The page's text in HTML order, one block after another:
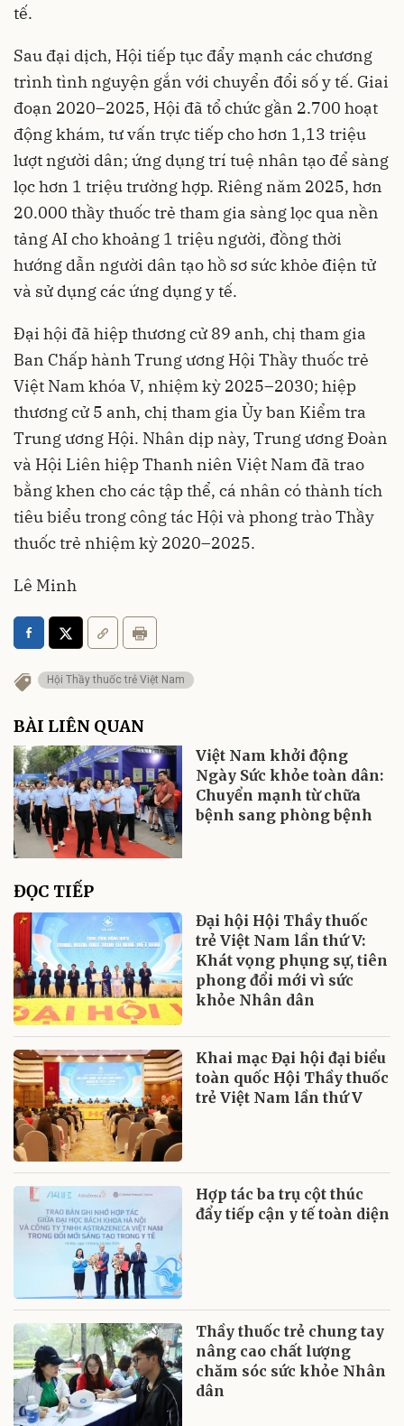
tế.
Sau đại dịch, Hội tiếp tục đẩy mạnh các chương
trình tình nguyện gắn với chuyển đổi số y tế. Giai
đoạn 2020–2025, Hội đã tổ chức gần 2.700 hoạt
động khám, tư vấn trực tiếp cho hơn 1,13 triệu
lượt người dân; ứng dụng trí tuệ nhân tạo để sàng
lọc hơn 1 triệu trường hợp. Riêng năm 2025, hơn
20.000 thầy thuốc trẻ tham gia sàng lọc qua nền
tảng AI cho khoảng 1 triệu người, đồng thời
hướng dẫn người dân tạo hồ sơ sức khỏe điện tử
và sử dụng các ứng dụng y tế.
Đại hội đã hiệp thương cử 89 anh, chị tham gia
Ban Chấp hành Trung ương Hội Thầy thuốc trẻ
Việt Nam khóa V, nhiệm kỳ 2025–2030; hiệp
thương cử 5 anh, chị tham gia Ủy ban Kiểm tra
Trung ương Hội. Nhân dịp này, Trung ương Đoàn
và Hội Liên hiệp Thanh niên Việt Nam đã trao
bằng khen cho các tập thể, cá nhân có thành tích
tiêu biểu trong công tác Hội và phong trào Thầy
thuốc trẻ nhiệm kỳ 2020–2025.
Lê Minh
Hội Thầy thuốc trẻ Việt Nam
BÀI LIÊN QUAN
Việt Nam khởi động
Ngày Sức khỏe toàn dân:
Chuyển mạnh từ chữa
bệnh sang phòng bệnh
ĐỌC TIẾP
Đại hội Hội Thầy thuốc
trẻ Việt Nam lần thứ V:
Khát vọng phụng sự, tiên
phong đổi mới vì sức
khỏe Nhân dân
Khai mạc Đại hội đại biểu
toàn quốc Hội Thầy thuốc
trẻ Việt Nam lần thứ V
Hợp tác ba trụ cột thúc
đẩy tiếp cận y tế toàn diện
Thầy thuốc trẻ chung tay
nâng cao chất lượng
chăm sóc sức khỏe Nhân
dân